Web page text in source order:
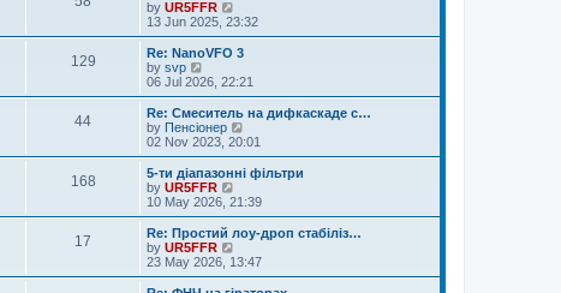
p
o
s
t
t
e
s
t
p
o
s
t
h
e
l
a
t
e
t
p
o
s
t
by UR5FFR
i
e
w
h
e
l
a
t
e
t
p
o
s
t
13 Jun 2025, 23:32
129
Re: NanoVFO 3
by svp
i
e
w
t
h
e
l
a
t
e
t
p
o
s
06 Jul 2026, 22:21
44
Re: Смеситель на дифкаскаде с…
by Пенсіонер
i
e
w
h
e
l
a
t
e
02 Nov 2023, 20:01
168
5-ти діапазонні фільтри
by UR5FFR
i
e
w
h
e
l
10 May 2026, 21:39
17
Re: Простий лоу-дроп стабіліз…
by UR5FFR
i
e
w
23 May 2026, 13:47